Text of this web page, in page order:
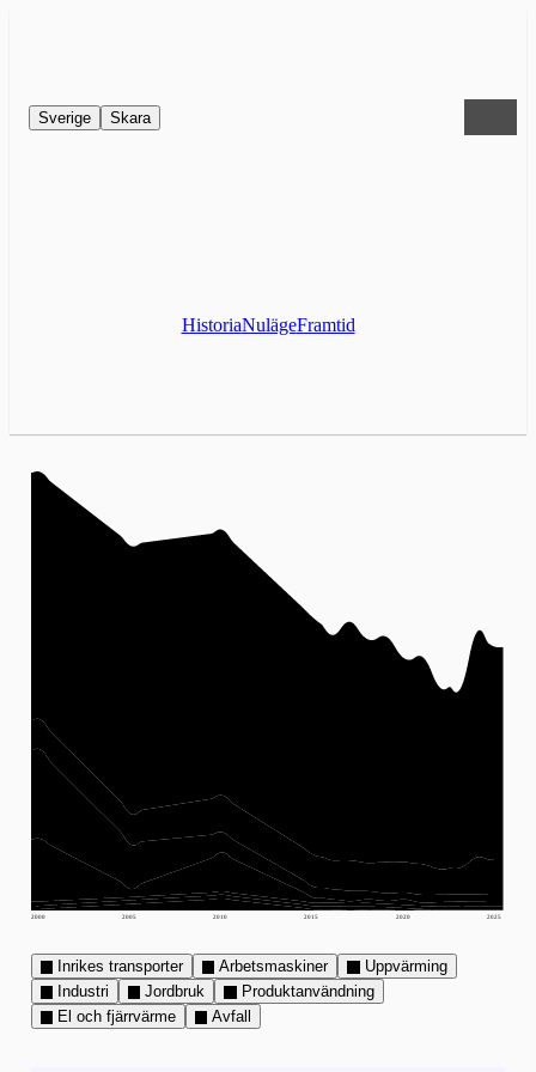
Sverige Skara
HistoriaNulägeFramtid
2000 2005 2010 2015 2020 2025
Inrikes transporter Arbetsmaskiner
Uppvärming
Industri
Jordbruk
Produktanvändning
El och fjärrvärme
Avfall